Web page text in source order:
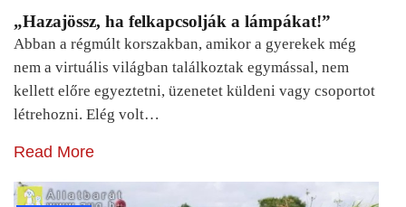
„Hazajössz, ha felkapcsolják a lámpákat!”
Abban a régmúlt korszakban, amikor a gyerekek még
nem a virtuális világban találkoztak egymással, nem
kellett előre egyeztetni, üzenetet küldeni vagy csoportot
létrehozni. Elég volt…
Read More